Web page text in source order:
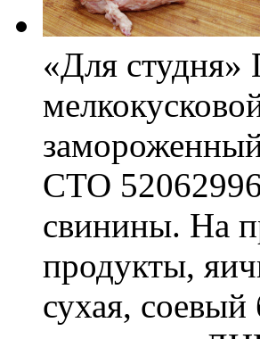
«Для студня»
СТО
свинины. На
продукты,
сухая,